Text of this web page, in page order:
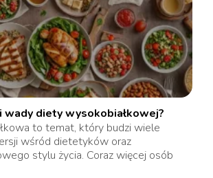
wady diety wysokobiałkowej?
to temat, który budzi wiele
wśród dietetyków oraz
stylu życia. Coraz więcej osób